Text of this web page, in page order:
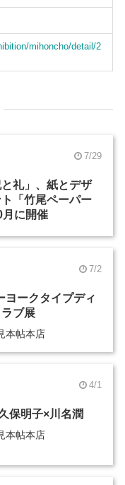
mihoncho/detail/2
7/29
礼」、紙とデザ
「竹尾ペーパー
月に開催
7/2
ヨークタイプディ
ブ展
本帖本店
4/1
保明子×川名潤
本帖本店